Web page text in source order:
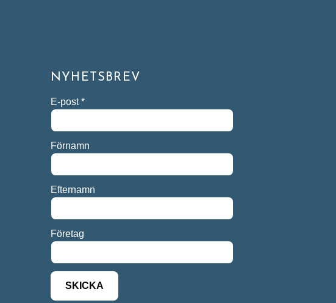
NYHETSBREV
E-post*
Förnamn
Efternamn
Företag
SKICKA